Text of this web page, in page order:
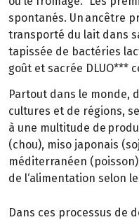
spontanés. Un ancêtre
transporté du lait dans
tapissée de bactéries
goût et sacrée DLUO***
Partout dans le monde,
cultures et de régions,
à une multitude de
(chou), miso japonais
méditerranéen
de l‘alimentation selon
Dans ces processus de